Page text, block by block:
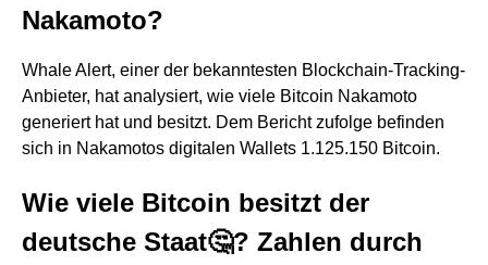
Nakamoto?
Whale Alert, einer der bekanntesten Blockchain-Tracking-
Anbieter, hat analysiert, wie viele Bitcoin Nakamoto
generiert hat und besitzt. Dem Bericht zufolge befinden
sich in Nakamotos digitalen Wallets 1.125.150 Bitcoin.
Wie viele Bitcoin besitzt der
deutsche Staat🤔? Zahlen durch